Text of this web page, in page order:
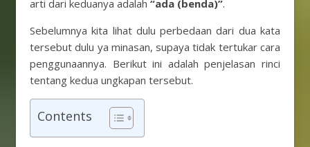
arti dari keduanya adalah “ada (benda)”.
Sebelumnya kita lihat dulu perbedaan dari dua kata
tersebut dulu ya minasan, supaya tidak tertukar cara
penggunaannya. Berikut ini adalah penjelasan rinci
tentang kedua ungkapan tersebut.
Contents